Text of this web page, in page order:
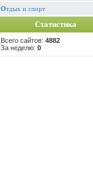
Отдых и спорт
Статистика
Всего сайтов: 4882
За неделю: 0